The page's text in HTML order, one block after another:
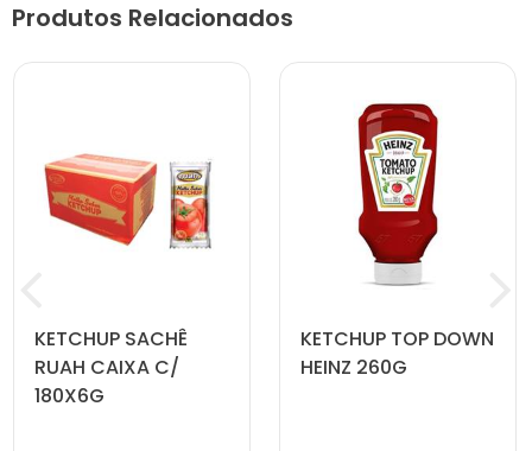
Produtos Relacionados
KETCHUP SACHÊ
RUAH CAIXA C/
180X6G
KETCHUP TOP DOWN
HEINZ 260G